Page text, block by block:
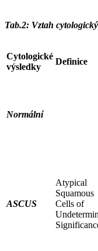
Tab.2: Vztah
Cytologické
výsledky
Definice
Normální
ASCUS
Atypical
Squamous
Cells of